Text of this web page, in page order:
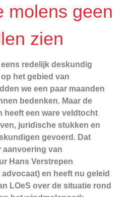
molens geen
zien
redelijk deskundig
het gebied van
we een paar maanden
bedenken. Maar de
heeft een ware veldtocht
juridische stukken en
gevoerd. Dat
aanvoering van
Hans Verstrepen
en heeft nu geleid
LOeS over de situatie rond